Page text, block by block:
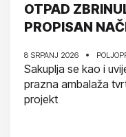
OTPAD
PROPISAN
8 SRPANJ 2026
Sakuplja se kao i
prazna ambalaža
projekt